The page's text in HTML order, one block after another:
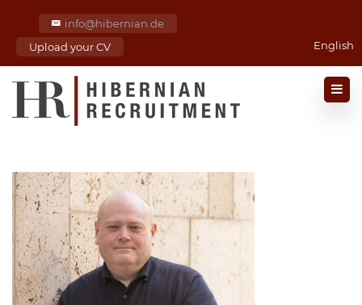
info@hibernian.de
Upload your CV
English